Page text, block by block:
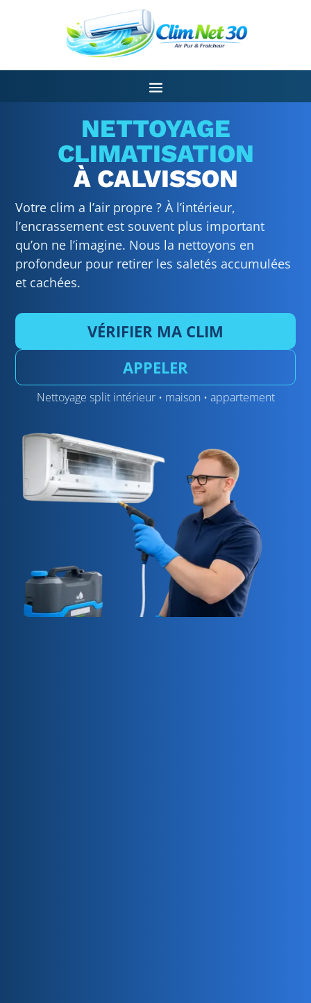
NETTOYAGE
CLIMATISATION
À CALVISSON
Votre clim a l’air propre ? À l’intérieur,
l’encrassement est souvent plus important
qu’on ne l’imagine. Nous la nettoyons en
profondeur pour retirer les saletés accumulées
et cachées.
VÉRIFIER MA CLIM
APPELER
Nettoyage split intérieur • maison • appartement